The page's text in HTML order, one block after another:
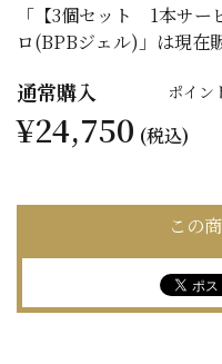
「【3個セット 1本サー
ロ(BPBジェル)」は現在
通常購入 ポイン
¥24,750 (税込)
この